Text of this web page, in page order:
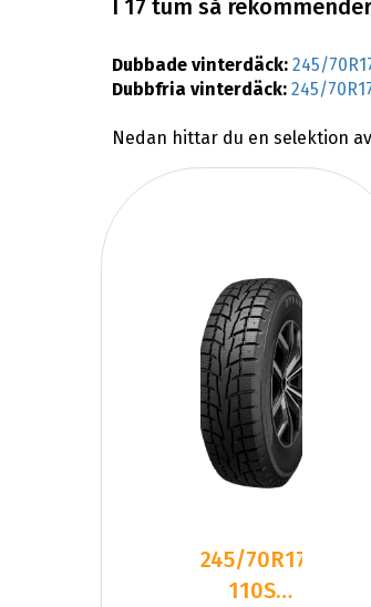
I 17 tum så
Dubbade vinterdäck: 245/
Dubbfria vinterdäck: 245/
Nedan hittar du en selektion av
245/70R17
110S